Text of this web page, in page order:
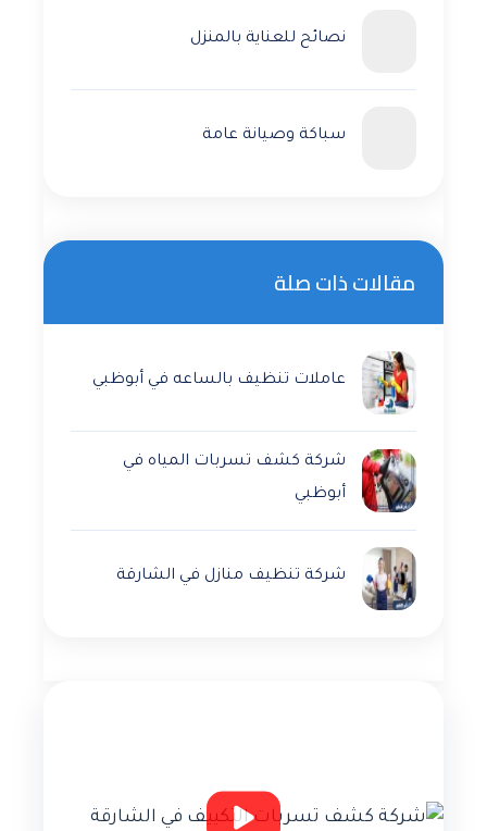
نصائح للعناية بالمنزل
سباكة وصيانة عامة
مقالات ذات صلة
عاملات تنظيف بالساعه في أبوظبي
شركة كشف تسربات المياه في
أبوظبي
شركة تنظيف منازل في الشارقة